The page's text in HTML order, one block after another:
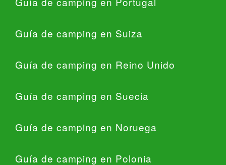
Guía de camping en Suiza
Guía de camping en Reino Unido
Guía de camping en Suecia
Guía de camping en Noruega
Guía de camping en Polonia